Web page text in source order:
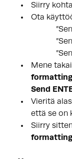
Siirry
Ota
Mene
Send
Vieritä
että se on
Siirry